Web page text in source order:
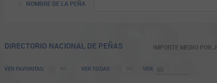
NOMBRE DE LA PEÑA
RECAUDADO JORNADA ACTUAL
DIRECTORIO NACIONAL DE PEÑAS
VER FAVORITAS: VER TODAS: VER: